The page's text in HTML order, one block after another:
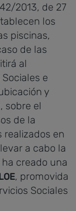
2013, de 27
los
piscinas,
de las
al
e
y
sobre el
de la
realizados en
a cabo la
creado una
, promovida
Sociales